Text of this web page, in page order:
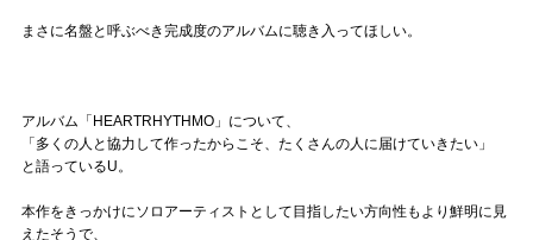
まさに名盤と呼ぶべき完成度のアルバムに聴き入ってほしい。
アルバム「HEARTRHYTHMO」について、
「多くの人と協力して作ったからこそ、たくさんの人に届けていきたい」
と語っているU。
本作をきっかけにソロアーティストとして目指したい方向性もより鮮明に見
えたそうで、